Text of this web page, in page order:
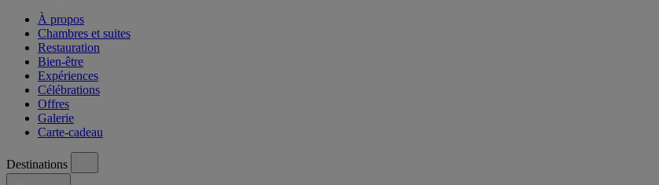
À propos
Chambres et suites
Restauration
Bien-être
Expériences
Célébrations
Offres
Galerie
Carte-cadeau
Destinations